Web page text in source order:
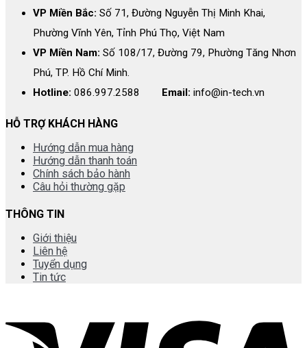
VP Miền Bắc: Số 71, Đường Nguyễn Thị Minh Khai,
Phường Vĩnh Yên, Tỉnh Phú Thọ, Việt Nam
VP Miền Nam: Số 108/17, Đường 79, Phường Tăng Nhơn
Phú, TP. Hồ Chí Minh.
Hotline: 086.997.2588 Email: info@in-tech.vn
HỖ TRỢ KHÁCH HÀNG
Hướng dẫn mua hàng
Hướng dẫn thanh toán
Chính sách bảo hành
Câu hỏi thường gặp
THÔNG TIN
Giới thiệu
Liên hệ
Tuyển dụng
Tin tức